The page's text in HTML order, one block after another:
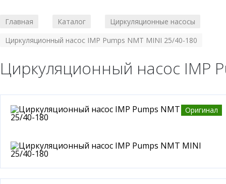
Главная Каталог Циркуляционные насосы
Циркуляционный насос IMP Pumps NMT MINI 25/40-180
Циркуляционный насос IMP
Оригинал